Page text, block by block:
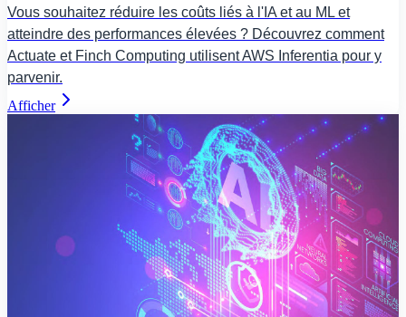
Vous souhaitez réduire les coûts liés à l'IA et au ML et
atteindre des performances élevées ? Découvrez comment
Actuate et Finch Computing utilisent AWS Inferentia pour y
parvenir.
Afficher